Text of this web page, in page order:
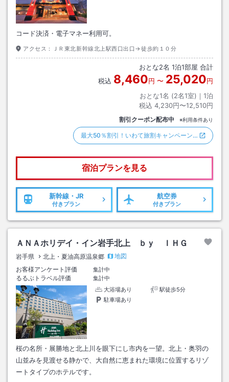
コード決済・電子マネー利用可。
アクセス： ＪＲ東北新幹線北上駅西口出口→徒歩約１０分
おとな2名 1泊1部屋 合計
税込 8,460円 〜 25,020円
おとな1名 (2名1室)｜ 1泊
税込 4,230円〜12,510円
割引クーポン配布中 ※利用条件あり
最大50％割引！いわて旅割キャンペーン…
宿泊プランを見る
新幹線・JR
付きプラン
航空券
付きプラン
ＡＮＡホリデイ・イン岩手北上 ｂｙ ＩＨＧ
岩手県 北上・夏油高原温泉郷
地図
お客様アンケート評価
集計中
るるぶトラベル評価
集計中
大浴場あり
駅徒歩5分
駐車場あり
桜の名所・展勝地と北上川を眼下にし市内を一望。北上・奥羽の
山並みを見渡せる静かで、大自然に恵まれた環境に位置するリゾ
ートタイプのホテルです。